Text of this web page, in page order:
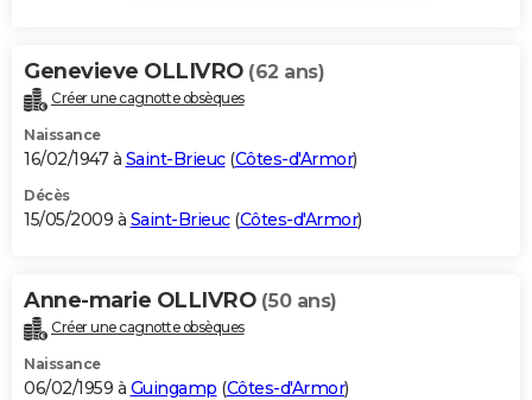
Genevieve OLLIVRO (62 ans)
Créer une cagnotte obsèques
Naissance
16/02/1947 à Saint-Brieuc(Côtes-d'Armor)
Décès
15/05/2009 à Saint-Brieuc(Côtes-d'Armor)
Anne-marie OLLIVRO (50 ans)
Créer une cagnotte obsèques
Naissance
06/02/1959 à Guingamp (Côtes-d'Armor)